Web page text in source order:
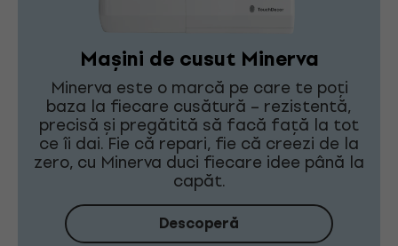
Mașini de cusut Minerva
Minerva este o marcă pe care te poți
baza la fiecare cusătură – rezistentă,
precisă și pregătită să facă față la tot
ce îi dai. Fie că repari, fie că creezi de la
zero, cu Minerva duci fiecare idee până la
capăt.
Descoperă